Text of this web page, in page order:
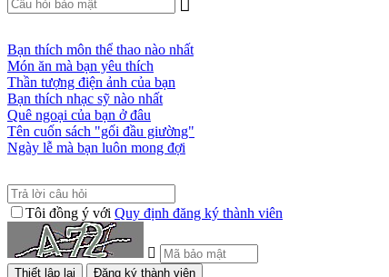
Bạn thích môn thể thao nào nhất
Món ăn mà bạn yêu thích
Thần tượng điện ảnh của bạn
Bạn thích nhạc sỹ nào nhất
Quê ngoại của bạn ở đâu
Tên cuốn sách "gối đầu giường"
Ngày lễ mà bạn luôn mong đợi
Tôi đồng ý với Quy định đăng ký thành viên